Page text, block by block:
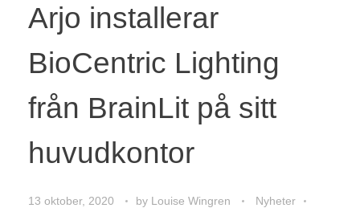
Arjo installerar
BioCentric Lighting
från BrainLit på sitt
huvudkontor
13 oktober, 2020 by Louise Wingren
Nyheter